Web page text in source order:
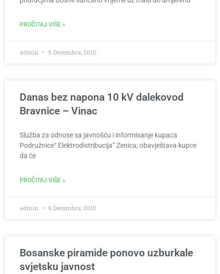
PROČITAJ VIŠE »
admin 9 Decembra, 2015
Danas bez napona 10 kV dalekovod
Bravnice – Vinac
Služba za odnose sa javnošću i informisanje kupaca
Podružnice“ Elektrodistribucija” Zenica, obavještava kupce
da će
PROČITAJ VIŠE »
admin 9 Decembra, 2015
Bosanske piramide ponovo uzburkale
svjetsku javnost